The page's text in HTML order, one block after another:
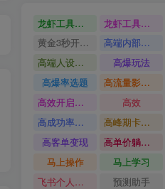
龙虾工具完整部署教学图文视频理财多赛道AI变现 龙虾工具完整部署教学
黄金3秒开头与标题海报玩法
高端内部魔灵召唤挂G打金
高端人设搭建积累客户信任
高爆玩法
高爆率选题
高流量影视片
高效开启跨境賺钱新通道
高效
高成功率爆款全流程打法
高峰期卡顿利润被抽干私域直播核心痛点解析
高客单变现
高单价躺賺玩法
马上操作
马上学习
飞书个人版100G注册教程
预测助手